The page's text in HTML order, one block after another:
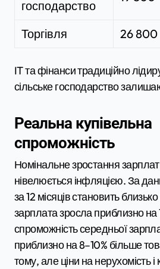
господарство
Торгівля 26 800
IT та фінанси традиційно
сільське господарство
Реальна купівельна
спроможність
Номінальне зростання
нівелюється інфляцією. За
за 12 місяців становить
зарплата зросла приблизно на
спроможність середньої
приблизно на 8–10% більше
тому, але ціни на нерухомість